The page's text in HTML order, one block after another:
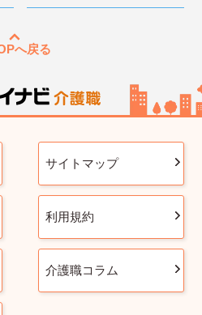
へ戻る
サイトマップ
利用規約
介護職コラム